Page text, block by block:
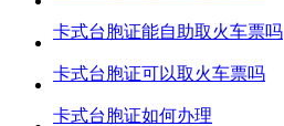
卡式台胞证能自助取火车票吗
卡式台胞证可以取火车票吗
卡式台胞证如何办理